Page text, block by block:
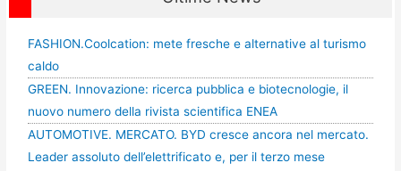
FASHION.Coolcation: mete fresche e alternative al turismo
caldo
GREEN. Innovazione: ricerca pubblica e biotecnologie, il
nuovo numero della rivista scientifica ENEA
AUTOMOTIVE. MERCATO. BYD cresce ancora nel mercato.
Leader assoluto dell’elettrificato e, per il terzo mese